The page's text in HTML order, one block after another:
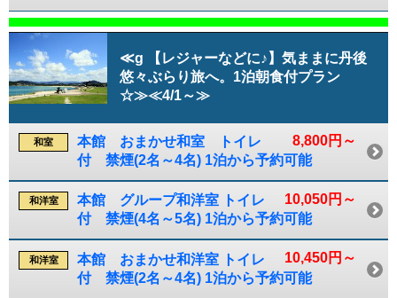
≪g 【レジャーなどに♪】気ままに丹後
悠々ぶらり旅へ。1泊朝食付プラン
☆≫≪4/1～≫
8,800円～
和室
本館 おまかせ和室 トイレ
付 禁煙(2名～4名) 1泊から予約可能
10,050円～
和洋室
本館 グループ和洋室 トイレ
付 禁煙(4名～5名) 1泊から予約可能
10,450円～
和洋室
本館 おまかせ和洋室 トイレ
付 禁煙(2名～4名) 1泊から予約可能